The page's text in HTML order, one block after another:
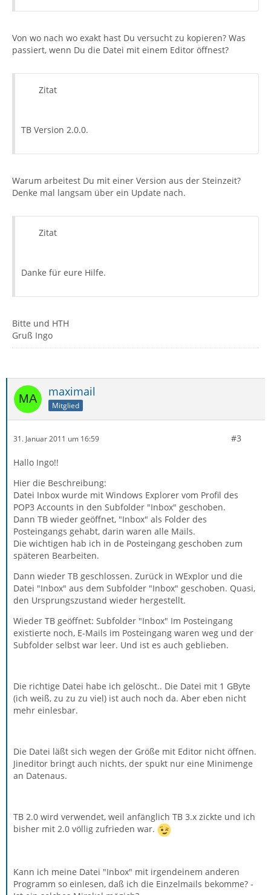
Von wo nach wo exakt hast Du versucht zu kopieren? Was
passiert, wenn Du die Datei mit einem Editor öffnest?
Zitat
TB Version 2.0.0.
Warum arbeitest Du mit einer Version aus der Steinzeit?
Denke mal langsam über ein Update nach.
Zitat
Danke für eure Hilfe.
Bitte und HTH
Gruß Ingo
maximail
Mitglied
31. Januar 2011 um 16:59 #3
Hallo Ingo!!
Hier die Beschreibung:
Datei Inbox wurde mit Windows Explorer vom Profil des
POP3 Accounts in den Subfolder "Inbox" geschoben.
Dann TB wieder geöffnet, "Inbox" als Folder des
Posteingangs gehabt, darin waren alle Mails.
Die wichtigen hab ich in de Posteingang geschoben zum
späteren Bearbeiten.
Dann wieder TB geschlossen. Zurück in WExplor und die
Datei "Inbox" aus dem Subfolder "Inbox" geschoben. Quasi,
den Ursprungszustand wieder hergestellt.
Wieder TB geöffnet: Subfolder "Inbox" Im Posteingang
existierte noch, E-Mails im Posteingang waren weg und der
Subfolder selbst war leer. Und ist es auch geblieben.
Die richtige Datei habe ich gelöscht.. Die Datei mit 1 GByte
(ich weiß, zu zu zu viel) ist auch noch da. Aber eben nicht
mehr einlesbar.
Die Datei läßt sich wegen der Größe mit Editor nicht öffnen.
Jineditor bringt auch nichts, der spukt nur eine Minimenge
an Datenaus.
TB 2.0 wird verwendet, weil anfänglich TB 3.x zickte und ich
bisher mit 2.0 völlig zufrieden war.
Kann ich meine Datei "Inbox" mit irgendeinem anderen
Programm so einlesen, daß ich die Einzelmails bekomme? -